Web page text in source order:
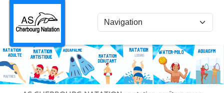
Panneau de gestion des cookies